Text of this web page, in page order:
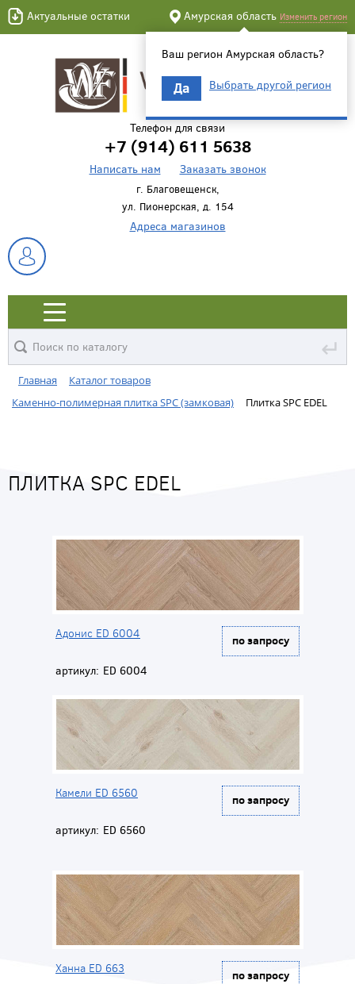
Актуальные остатки Амурская область Изменить регион
Ваш регион Амурская область?
Да Выбрать другой регион
Телефон для связи
+7 (914) 611 5638
Написать нам Заказать звонок
г. Благовещенск,
ул. Пионерская, д. 154
Адреса магазинов
↵
Главная
Каталог товаров
Каменно-полимерная плитка SPC (замковая)
Плитка SPC EDEL
ПЛИТКА SPC EDEL
Адонис ED 6004 по запросу
артикул: ED 6004
Камели ED 6560 по запросу
артикул: ED 6560
Ханна ED 663 по запросу